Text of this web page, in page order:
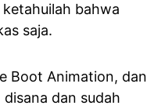
bahwa
saja.
Boot Animation, dan
dan sudah